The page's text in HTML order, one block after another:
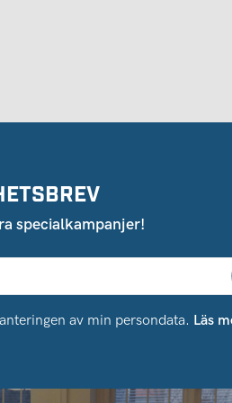
specialkampanjer!
av min persondata. Läs